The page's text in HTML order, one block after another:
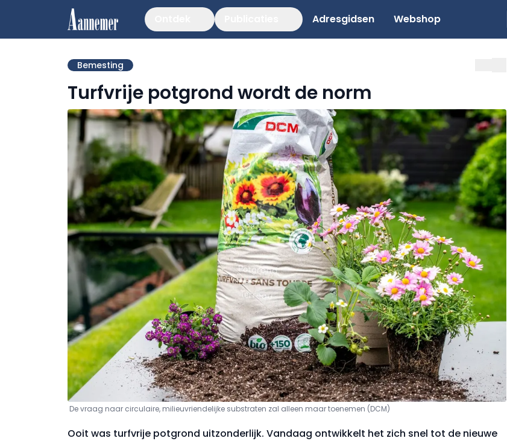
Adresgidsen Webshop
Bemesting
Turfvrije potgrond wordt de norm
De vraag naar circulaire, milieuvriendelijke substraten zal alleen maar toenemen (DCM)
Ooit was turfvrije potgrond uitzonderlijk. Vandaag ontwikkelt het zich snel tot de nieuwe